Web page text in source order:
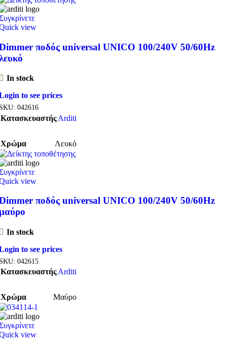
view
ποδός universal UNICO 100/240V 50/60Hz
In stock
to see prices
042616
ΚατασκευαστήςArditi
Χρώμα Λευκό
view
ποδός universal UNICO 100/240V 50/60Hz
In stock
to see prices
042615
ΚατασκευαστήςArditi
Χρώμα Μαύρο
view